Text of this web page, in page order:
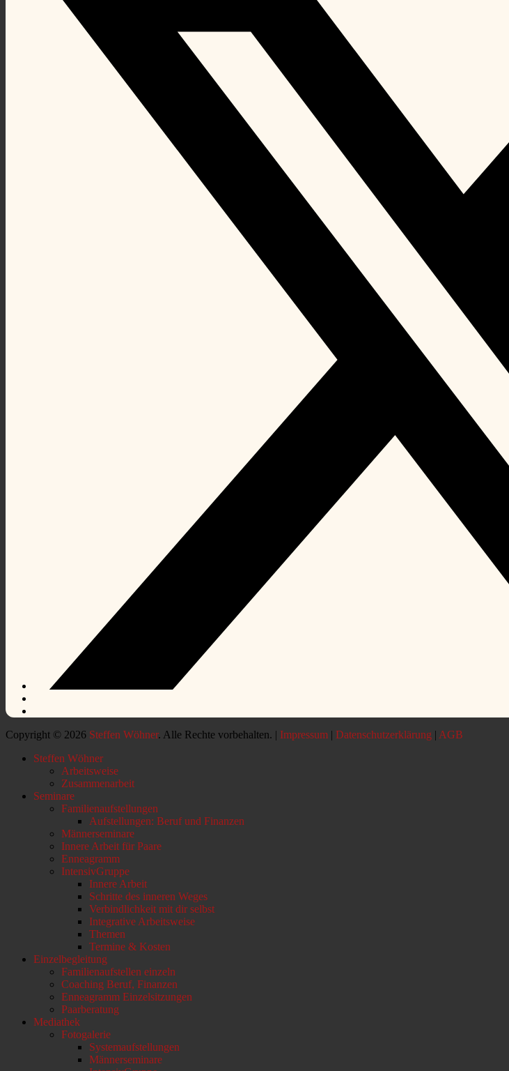
Copyright © 2026 Steffen Wöhner. Alle Rechte vorbehalten. | Impressum | Datenschutzerklärung | AGB
oben
Steffen Wöhner
Arbeitsweise
Zusammenarbeit
Seminare
Familienaufstellungen
Aufstellungen: Beruf und Finanzen
Männerseminare
Innere Arbeit für Paare
Enneagramm
IntensivGruppe
Innere Arbeit
Schritte des inneren Weges
Verbindlichkeit mit dir selbst
Integrative Arbeitsweise
Themen
Termine & Kosten
Einzelbegleitung
Familienaufstellen einzeln
Coaching Beruf, Finanzen
Enneagramm Einzelsitzungen
Paarberatung
Mediathek
Fotogalerie
Systemaufstellungen
Männerseminare